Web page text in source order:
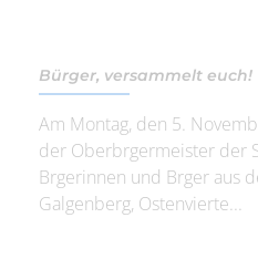
Bürger, versammelt euch!
Am Montag, den 5.
der Oberbrgermeister der
Brgerinnen und Brger aus
Galgenberg, Ostenvierte...